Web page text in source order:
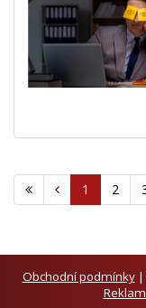
1 2
Obchodní podmínky|